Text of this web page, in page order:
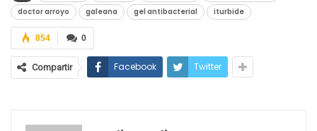
doctor arroyo
galeana gel antibacterial iturbide
0
854
Compartir Facebook Twitter